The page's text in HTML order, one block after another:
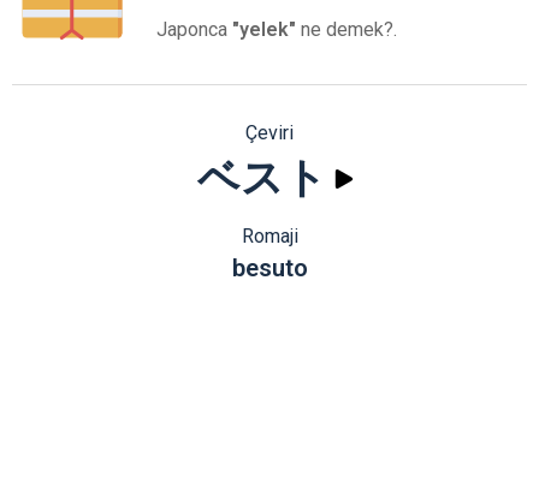
Japonca "yelek" ne demek?.
Çeviri
ベスト
Romaji
besuto